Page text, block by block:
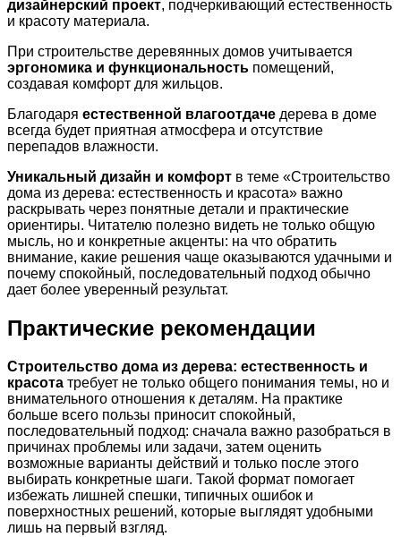
дизайнерский проект, подчеркивающий естественность
и красоту материала.
При строительстве деревянных домов учитывается
эргономика и функциональность помещений,
создавая комфорт для жильцов.
Благодаря естественной влагоотдаче дерева в доме
всегда будет приятная атмосфера и отсутствие
перепадов влажности.
Уникальный дизайн и комфорт в теме «Строительство
дома из дерева: естественность и красота» важно
раскрывать через понятные детали и практические
ориентиры. Читателю полезно видеть не только общую
мысль, но и конкретные акценты: на что обратить
внимание, какие решения чаще оказываются удачными и
почему спокойный, последовательный подход обычно
дает более уверенный результат.
Практические рекомендации
Строительство дома из дерева: естественность и
красота требует не только общего понимания темы, но и
внимательного отношения к деталям. На практике
больше всего пользы приносит спокойный,
последовательный подход: сначала важно разобраться в
причинах проблемы или задачи, затем оценить
возможные варианты действий и только после этого
выбирать конкретные шаги. Такой формат помогает
избежать лишней спешки, типичных ошибок и
поверхностных решений, которые выглядят удобными
лишь на первый взгляд.